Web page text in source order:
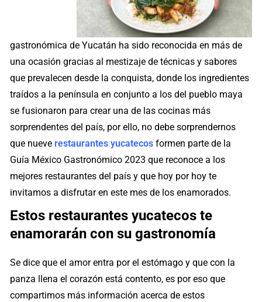
gastronómica de Yucatán ha sido reconocida en más de
una ocasión gracias al mestizaje de técnicas y sabores
que prevalecen desde la conquista, donde los ingredientes
traídos a la península en conjunto a los del pueblo maya
se fusionaron para crear una de las cocinas más
sorprendentes del país, por ello, no debe sorprendernos
que nueve restaurantes yucatecos formen parte de la
Guía México Gastronómico 2023 que reconoce a los
mejores restaurantes del país y que hoy por hoy te
invitamos a disfrutar en este mes de los enamorados.
Estos restaurantes yucatecos te
enamorarán con su gastronomía
Se dice que el amor entra por el estómago y que con la
panza llena el corazón está contento, es por eso que
compartimos más información acerca de estos